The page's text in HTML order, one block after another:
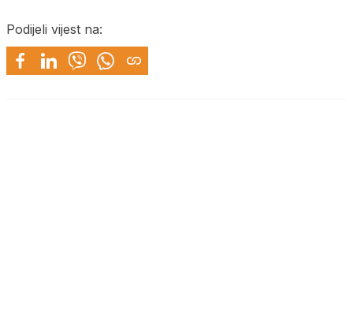
Podijeli vijest na: